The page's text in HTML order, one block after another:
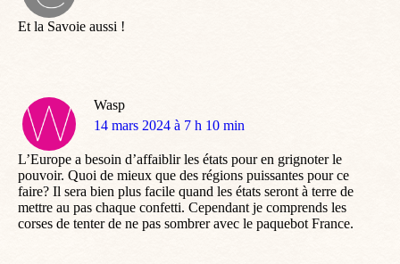
Et la Savoie aussi !
Wasp
dit
14 mars 2024 à 7 h 10 min
L’Europe a besoin d’affaiblir les états pour en grignoter le
pouvoir. Quoi de mieux que des régions puissantes pour ce
faire? Il sera bien plus facile quand les états seront à terre de
mettre au pas chaque confetti. Cependant je comprends les
corses de tenter de ne pas sombrer avec le paquebot France.